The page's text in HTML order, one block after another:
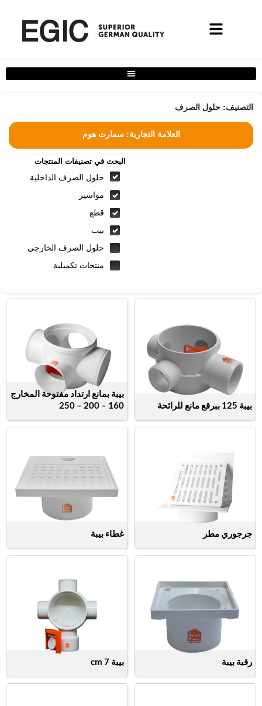
التصنيف: حلول الصرف
العلامة التجارية: سمارت هوم
البحث في تصنيفات المنتجات
حلول الصرف الداخلية
مواسير
قطع
بيب
حلول الصرف الخارجي
منتجات تكميلية
بيبة 125 ببرقع مانع للرائحة
بيبة بمانع ارتداد مفتوحة المخارج
160 – 200 – 250
جرجوري مطر غطاء بيبة
رقبة بيبة بيبة 7 cm